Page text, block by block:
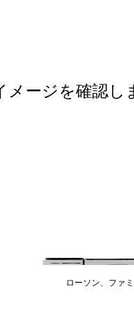
ージを確認し
ローソン、ファ